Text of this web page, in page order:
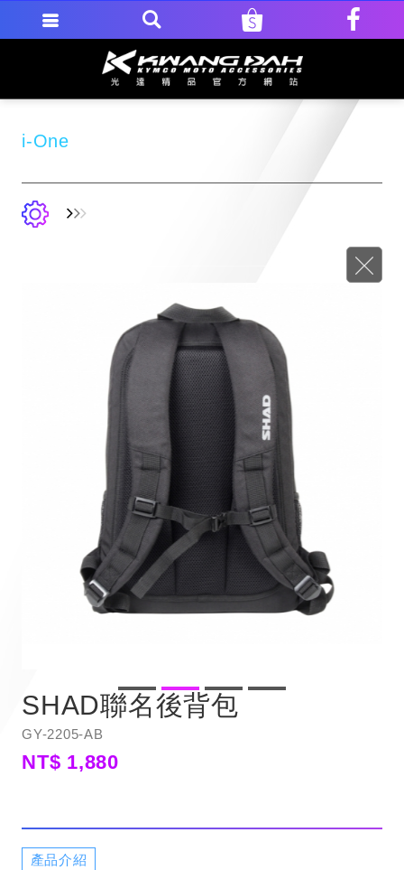
i-One
SHAD聯名後背包
GY-2205-AB
NT$ 1,880
產品介紹